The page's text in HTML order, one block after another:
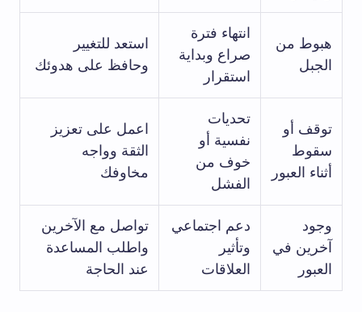
هبوط من
الجبل
انتهاء فترة
صراع وبداية
استقرار
استعد للتغيير
وحافظ على هدوئك
توقف أو
سقوط
أثناء العبور
تحديات
نفسية أو
خوف من
الفشل
اعمل على تعزيز
الثقة وواجه
مخاوفك
وجود
آخرين في
العبور
دعم اجتماعي
وتأثير
العلاقات
تواصل مع الآخرين
واطلب المساعدة
عند الحاجة